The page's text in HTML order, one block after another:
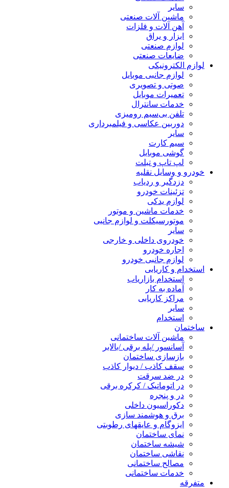
سایر
ماشین آلات صنعتی
آهن آلات و فلزات
ابزار و یراق
لوازم صنعتی
ضایعات صنعتی
لوازم الکترونیکی
لوازم جانبی موبایل
صوتی و تصویری
تعمیرات موبایل
خدمات سانترال
تلفن بی‌سیم رومیزی
دوربین عکاسی و فیلمبرداری
سایر
سیم کارت
گوشی موبایل
لپ تاپ و تبلت
خودرو و وسایل نقلیه
دزدگیر و ردیاب
تزئینات خودرو
لوازم یدکی
خدمات ماشین و موتور
موتورسیکلت و لوازم جانبی
سایر
خودروی داخلی و خارجی
اجاره خودرو
لوازم جانبی خودرو
استخدام و کاریابی
استخدام بازاریاب
آماده به کار
مراکز کاریابی
سایر
استخدام
ساختمان
ماشین آلات ساختمانی
آسانسور /پله برقی /بالابر
بازسازی ساختمان
سقف کاذب / دیوار کاذب
در ضد سرقت
در اتوماتیک / کرکره برقی
در و پنجره
دکوراسیون داخلی
برق و هوشمند سازی
ایزوگام و عایقهای رطوبتی
نمای ساختمان
شیشه ساختمان
نقاشی ساختمان
مصالح ساختمانی
خدمات ساختمانی
متفرقه